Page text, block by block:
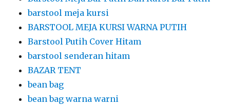
barstool meja kursi
BARSTOOL MEJA KURSI WARNA PUTIH
Barstool Putih Cover Hitam
barstool senderan hitam
BAZAR TENT
bean bag
bean bag warna warni